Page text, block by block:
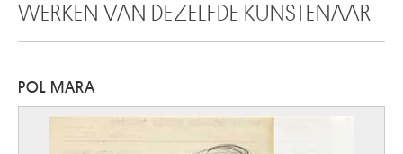
WERKEN VAN DEZELFDE KUNSTENAAR
POL MARA